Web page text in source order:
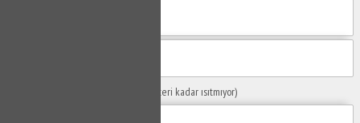
(Örn: Kombim yeteri kadar ısıtmıyor)